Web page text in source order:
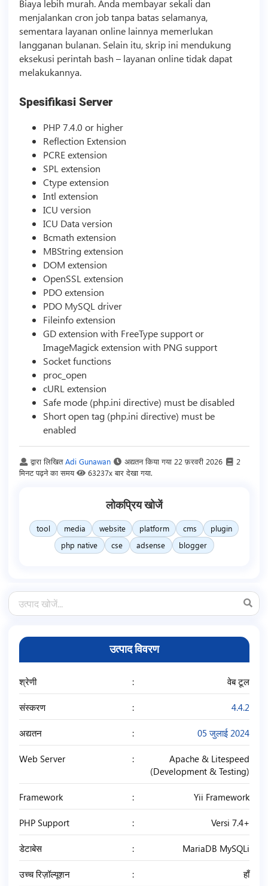
Biaya lebih murah. Anda membayar sekali dan
menjalankan cron job tanpa batas selamanya,
sementara layanan online lainnya memerlukan
langganan bulanan. Selain itu, skrip ini mendukung
eksekusi perintah bash – layanan online tidak dapat
melakukannya.
Spesifikasi Server
PHP 7.4.0 or higher
Reflection Extension
PCRE extension
SPL extension
Ctype extension
Intl extension
ICU version
ICU Data version
Bcmath extension
MBString extension
DOM extension
OpenSSL extension
PDO extension
PDO MySQL driver
Fileinfo extension
GD extension with FreeType support or
ImageMagick extension with PNG support
Socket functions
proc_open
cURL extension
Safe mode (php.ini directive) must be disabled
Short open tag (php.ini directive) must be
enabled
द्वारा लिखितAdi Gunawan अद्यतन किया गया 22 फ़रवरी 2026
2
मिनट पढ़ने का समय
63237x बार देखा गया.
लोकप्रिय खोजें
tool media website platform cms
plugin
php native
cse adsense blogger
उत्पाद विवरण
श्रेणी वेब टूल
संस्करण 4.4.2
अद्यतन 05 जुलाई 2024
Web Server
Apache & Litespeed
(Development & Testing)
Framework Yii Framework
PHP Support Versi 7.4+
डेटाबेस MariaDB MySQLi
उच्च रिज़ॉल्यूशन हाँ